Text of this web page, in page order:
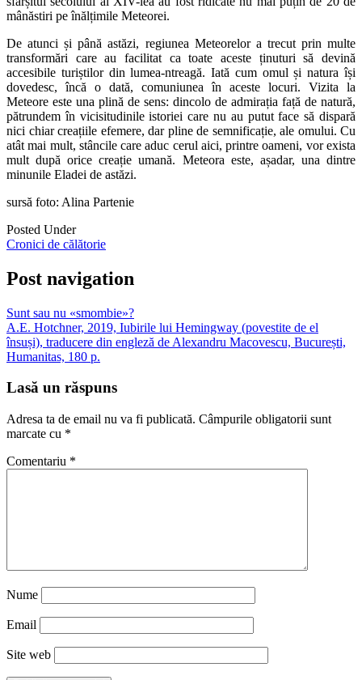
mânăstiri pe înălțimile Meteorei.
De atunci și până astăzi, regiunea Meteorelor a trecut prin multe
transformări care au facilitat ca toate aceste ținuturi să devină
accesibile turiștilor din lumea-ntreagă. Iată cum omul și natura își
dovedesc, încă o dată, comuniunea în aceste locuri. Vizita la
Meteore este una plină de sens: dincolo de admirația față de natură,
pătrundem în vicisitudinile istoriei care nu au putut face să dispară
nici chiar creațiile efemere, dar pline de semnificație, ale omului. Cu
atât mai mult, stâncile care aduc cerul aici, printre oameni, vor exista
mult după orice creație umană. Meteora este, așadar, una dintre
minunile Eladei de astăzi.
sursă foto: Alina Partenie
Posted Under
Cronici de călătorie
Post navigation
Sunt sau nu «smombie»?
A.E. Hotchner, 2019, Iubirile lui Hemingway (povestite de el
însuși), traducere din engleză de Alexandru Macovescu, București,
Humanitas, 180 p.
Lasă un răspuns
Adresa ta de email nu va fi publicată. Câmpurile obligatorii sunt
marcate cu *
Comentariu *
Nume
Email
Site web